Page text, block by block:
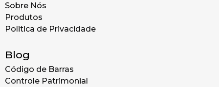
Sobre Nós
Produtos
Politica de Privacidade
Blog
Código de Barras
Controle Patrimonial